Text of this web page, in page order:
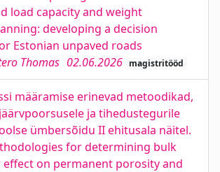
load capacity and weight
developing a decision
Estonian unpaved roads
Thomas 02.06.2026 magistritööd
määramise erinevad metoodikad,
ja tihedustegurile
ümbersõidu II ehitusala näitel.
for determining bulk
effect on permanent porosity and